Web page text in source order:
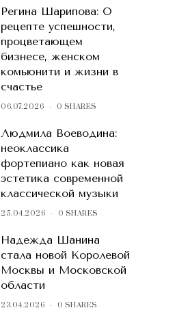
Регина Шарипова: О
рецепте успешности,
процветающем
бизнесе, женском
комьюнити и жизни в
счастье
06.07.2026 0 SHARES
Людмила Воеводина:
неоклассика
фортепиано как новая
эстетика современной
классической музыки
25.04.2026 0 SHARES
Надежда Шанина
стала новой Королевой
Москвы и Московской
области
23.04.2026 0 SHARES